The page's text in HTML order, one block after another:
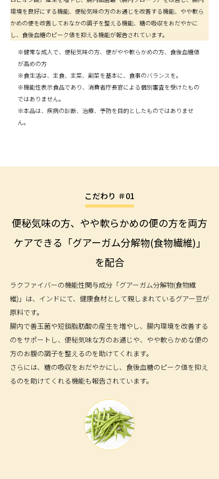
環境を良好にする機能、便秘気味の方のお通じを改善する機能、やや軟ら
かめの便を改善しておなかの調子を整える機能、糖の吸収をおだやかに
し、食後血糖のピーク値を抑える機能が報告されています。
※健常な成人で、便秘気味の方、便がやや軟らかめの方、食後血糖値
が高めの方
※食生活は、主食、主菜、副菜を基本に、食事のバランスを。
※機能性表示食品であり、消費者庁長官による個別審査を受けたもの
ではありません。
※本品は、疾病の診断、治療、予防を目的としたものではありませ
ん。
こだわり ＃01
便秘気味の方、やや軟らかめの便の方を両方
ケアできる 「グアーガム分解物(食物繊維)」
を配合
ラクファイバーの機能性関与成分「グアーガム分解物(食物繊
維)」は、インドにて、健康食材として親しまれているグアー豆が
原料です。
腸内で善玉菌や短鎖脂肪酸の産生を増やし、腸内環境を改善する
のをサポートし、便秘気味な方のお通じや、やや軟らかめな便の
方のお腹の調子を整えるのを助けてくれます。
さらには、糖の吸収をおだやかにし、食後血糖のピーク値を抑え
るのを助けてくれる機能も報告されています。